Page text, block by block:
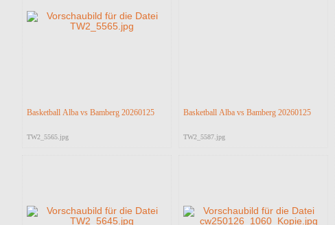
Basketball Alba vs Bamberg 20260125
TW2_5565.jpg
Basketball Alba vs Bamberg 20260125
TW2_5587.jpg